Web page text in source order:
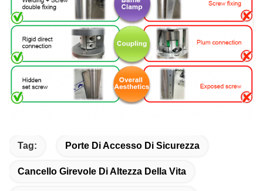
Tag: Porte Di Accesso Di Sicurezza
Cancello Girevole Di Altezza Della Vita